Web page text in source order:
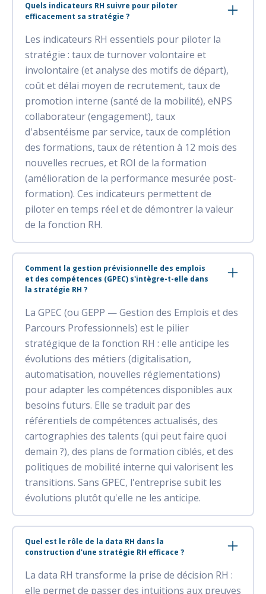
Quels indicateurs RH suivre pour piloter
efficacement sa stratégie ?
Les indicateurs RH essentiels pour piloter la
stratégie : taux de turnover volontaire et
involontaire (et analyse des motifs de départ),
coût et délai moyen de recrutement, taux de
promotion interne (santé de la mobilité), eNPS
collaborateur (engagement), taux
d'absentéisme par service, taux de complétion
des formations, taux de rétention à 12 mois des
nouvelles recrues, et ROI de la formation
(amélioration de la performance mesurée post-
formation). Ces indicateurs permettent de
piloter en temps réel et de démontrer la valeur
de la fonction RH.
Comment la gestion prévisionnelle des emplois
et des compétences (GPEC) s'intègre-t-elle dans
la stratégie RH ?
La GPEC (ou GEPP — Gestion des Emplois et des
Parcours Professionnels) est le pilier
stratégique de la fonction RH : elle anticipe les
évolutions des métiers (digitalisation,
automatisation, nouvelles réglementations)
pour adapter les compétences disponibles aux
besoins futurs. Elle se traduit par des
référentiels de compétences actualisés, des
cartographies des talents (qui peut faire quoi
demain ?), des plans de formation ciblés, et des
politiques de mobilité interne qui valorisent les
transitions. Sans GPEC, l'entreprise subit les
évolutions plutôt qu'elle ne les anticipe.
Quel est le rôle de la data RH dans la
construction d'une stratégie RH efficace ?
La data RH transforme la prise de décision RH :
elle permet de passer des intuitions aux preuves